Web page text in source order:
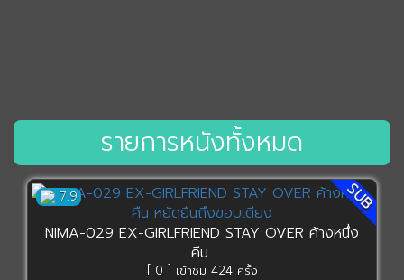
รายการหนังทั้งหมด
7.9 SUB
NIMA-029 EX-GIRLFRIEND STAY OVER ค้างหนึ่ง
คืน..
[ 0 ] เข้าชม 424 ครั้ง